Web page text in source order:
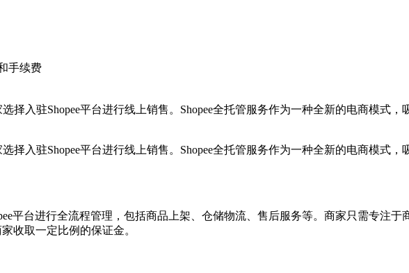
手续费
择入驻Shopee平台进行线上销售。Shopee全托管服务作为一种全新的电商模式
择入驻Shopee平台进行线上销售。Shopee全托管服务作为一种全新的电商模式
平台进行全流程管理，包括商品上架、仓储物流、售后服务等。商家只需专注
收取一定比例的保证金。